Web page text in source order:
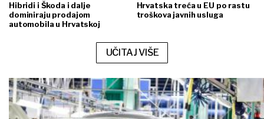
Hibridi i Škoda i dalje
dominiraju prodajom
automobila u Hrvatskoj
Hrvatska treća u EU po rastu
troškova javnih usluga
UČITAJ VIŠE